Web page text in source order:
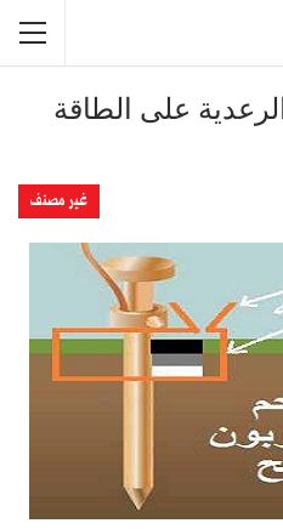
على الطاقة
غير مصنف